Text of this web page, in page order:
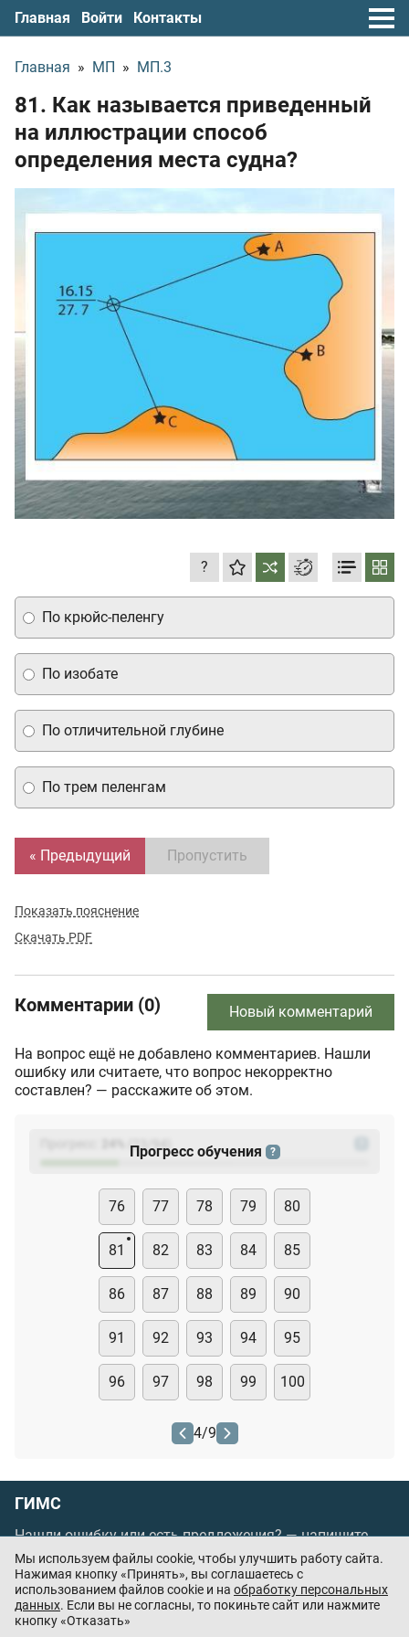
Главная Войти Контакты
Главная » МП » МП.3
81. Как называется приведенный
на иллюстрации способ
определения места судна?
?
По изобате
По крюйс-пеленгу
По отличительной глубине
По трем пеленгам
« Предыдущий Пропустить
Показать пояснение
Скачать PDF
Комментарии (0) Новый комментарий
На вопрос ещё не добавлено комментариев. Нашли
ошибку или считаете, что вопрос некорректно
составлен? — расскажите об этом.
(23
Прогресс обучения ?
76 77 78 79 80
81 82 83 84 85
86 87 88 89 90
91 92 93 94 95
96 97 98 99 100
4/9
ГИМС
Нашли ошибку или есть предложения? —напишите
нам
Порядок проведения оплаты по банковским
картам/Цены/Оферта
Приложения партнёров:
Мы используем файлы cookie, чтобы улучшить работу сайта.
Нажимая кнопку «Принять», вы соглашаетесь с
использованием файлов cookie и на обработку персональных
данных. Если вы не согласны, то покиньте сайт или нажмите
кнопку «Отказать»